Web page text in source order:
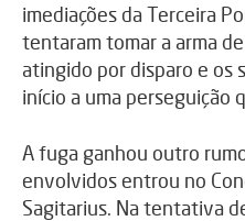
imediações da Terceira
tentaram tomar a arma
atingido por disparo e os
início a uma perseguição
A fuga ganhou outro
envolvidos entrou no
Sagitarius. Na tentativa